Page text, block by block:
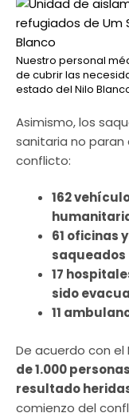
Nuestro personal
de cubrir las
estado del Nilo
Asimismo, los
sanitaria no paran
conflicto:
162
61 oficinas
saqueados
17
sido
11
De acuerdo con el
de 1.000
resultado
comienzo del